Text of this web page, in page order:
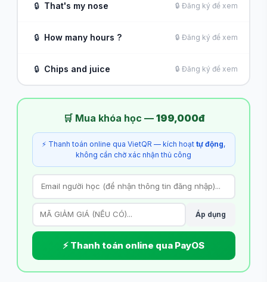
🔒 That's my nose 🔒 Đăng ký để xem
🔒 How many hours ? 🔒 Đăng ký để xem
🔒 Chips and juice 🔒 Đăng ký để xem
🛒 Mua khóa học — 199,000đ
⚡ Thanh toán online qua VietQR — kích hoạt tự động,
không cần chờ xác nhận thủ công
Áp dụng
⚡ Thanh toán online qua PayOS